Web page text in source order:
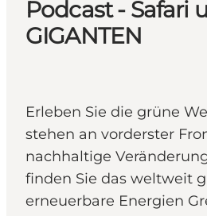
Podcast - Safari
GIGANTEN
Erleben Sie die grüne
stehen an vorderster
nachhaltige
finden Sie das weltweit
erneuerbare Energien